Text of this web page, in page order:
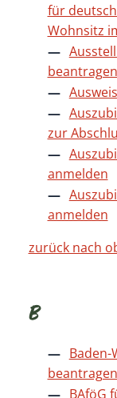
für
Wohnsitz
beantragen
zur
anmelden
anmelden
zurück nach
B
Baden-
beantragen
BAföG